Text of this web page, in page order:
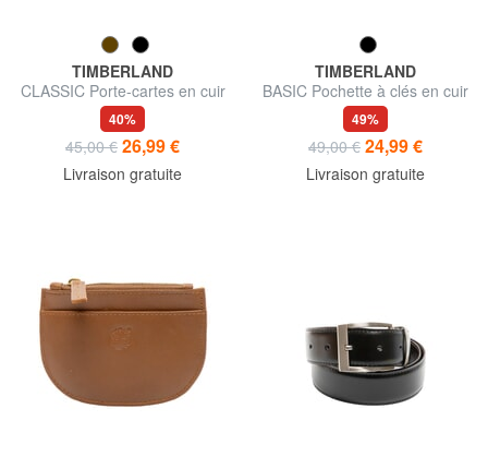
TIMBERLAND
CLASSIC Porte-cartes en cuir
avec porte-monnaie
40%
45,00 € 26,99 €
Livraison gratuite
TIMBERLAND
BASIC Pochette à clés en cuir
avec zip
49%
49,00 € 24,99 €
Livraison gratuite